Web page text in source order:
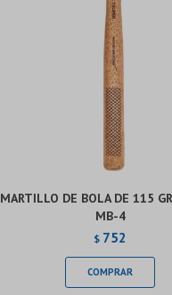
MARTILLO DE BOLA DE 115
MB-4
$ 752